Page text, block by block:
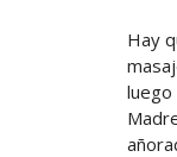
Hay
luego